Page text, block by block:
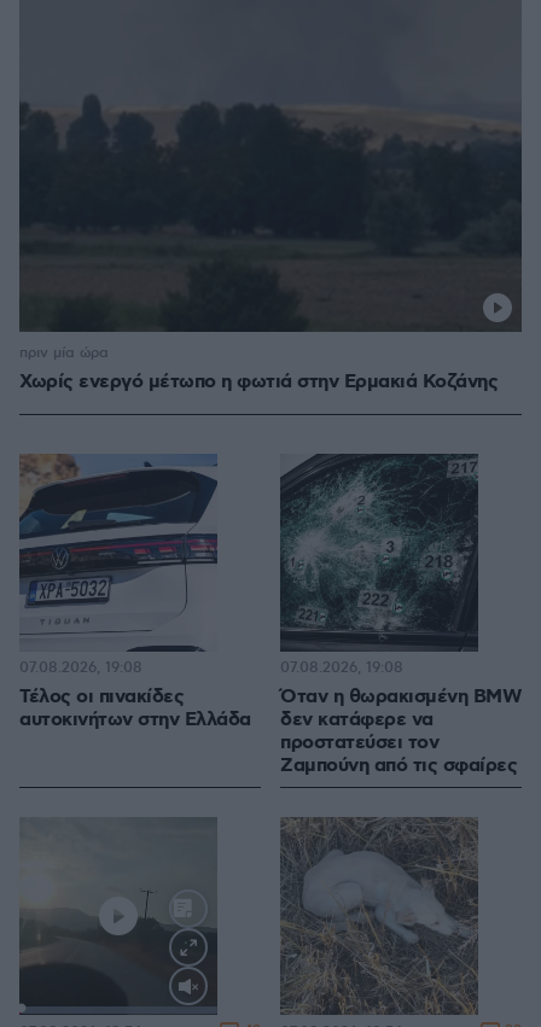
Χωρίς ενεργό μέτωπο η φωτιά στην Ερμακιά Κοζάνης
πριν μία ώρα
Τέλος οι πινακίδες
αυτοκινήτων στην Ελλάδα
07.08.2026, 19:08
Όταν η θωρακισμένη BMW
δεν κατάφερε να
προστατεύσει τον
Ζαμπούνη από τις σφαίρες
07.08.2026, 19:08
Loaded:
100.00%